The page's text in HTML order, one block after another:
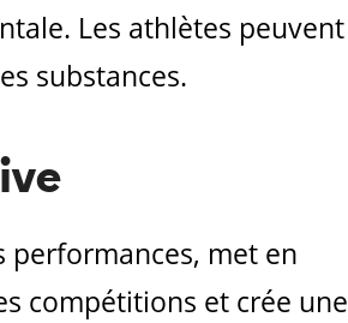
Les athlètes peuvent
substances.
performances, met en
compétitions et crée une